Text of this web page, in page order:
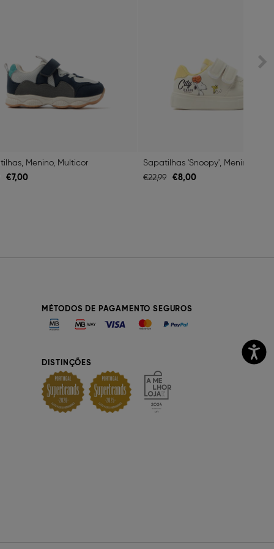
Menino, Multicor
€7,00
Sapatilhas 'Snoopy', Menino,
€22,99 €8,00
MÉTODOS DE PAGAMENTO SEGUROS
DISTINÇÕES